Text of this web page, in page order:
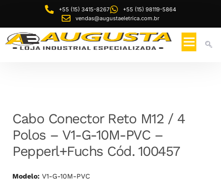
+55 (15) 3415-8267
+55 (15) 98119-5864
vendas@augustaeletrica.com.br
Cabo Conector Reto M12 / 4
Polos – V1-G-10M-PVC –
Pepperl+Fuchs Cód. 100457
Modelo: V1-G-10M-PVC